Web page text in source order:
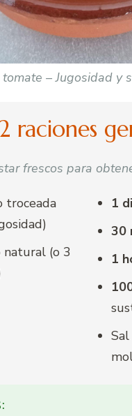
– Jugosidad y
raciones
frescos para
troceada
(o 3
1
30
1